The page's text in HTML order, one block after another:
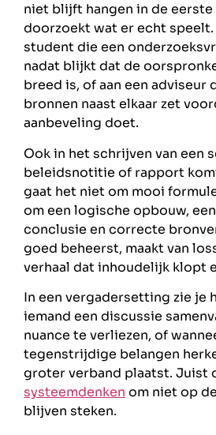
niet blijft hangen in de eerste
doorzoekt wat er echt speelt.
student die een
nadat blijkt dat de
breed is, of aan een adviseur
bronnen naast elkaar zet
aanbeveling doet.
Ook in het schrijven van een
beleidsnotitie of rapport
gaat het niet om mooi
om een logische opbouw,
conclusie en correcte
goed beheerst, maakt van
verhaal dat inhoudelijk klopt
In een vergadersetting zie je
iemand een discussie
nuance te verliezen, of
tegenstrijdige belangen
groter verband plaatst. Juist
systeemdenken om niet op
blijven steken.